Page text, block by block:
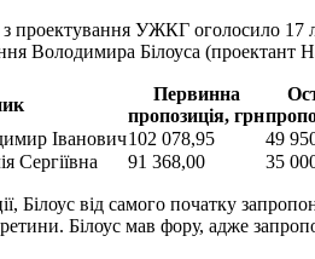
з проектування УЖКГ оголосило 17
Володимира Білоуса (проектант
Первинна
пропозиція, грн
Іванович102 078,95
49
Сергіївна
91 368,00 35
Білоус від самого початку
Білоус мав фору, адже